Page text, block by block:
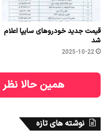
قیمت جدید خودروهای سایپا اعلام
شد
2025-10-22
همین حالا
نوشته های تازه